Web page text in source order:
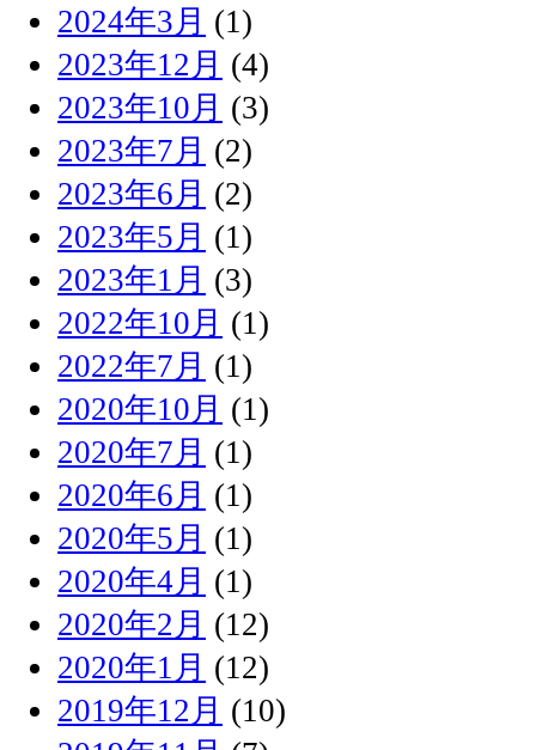
2024年3月 (1)
2023年12月 (4)
2023年10月 (3)
2023年7月 (2)
2023年6月 (2)
2023年5月 (1)
2023年1月 (3)
2022年10月 (1)
2022年7月 (1)
2020年10月 (1)
2020年7月 (1)
2020年6月 (1)
2020年5月 (1)
2020年4月 (1)
2020年2月 (12)
2020年1月 (12)
2019年12月 (10)